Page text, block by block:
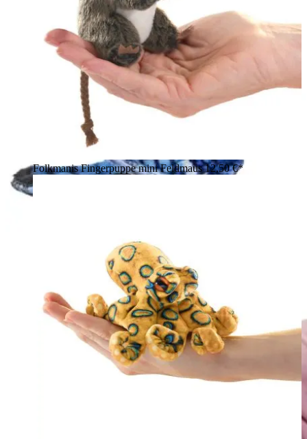
Folkmanis Fingerpuppe mini Feldmaus12,50 €*